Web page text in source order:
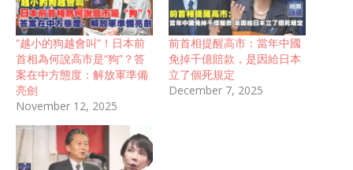
“越小的狗越會叫”！日本前
首相為何說高市是“狗”？答
案在中方態度：解放軍準備
亮劍
November 12, 2025
前首相提醒高市：當年中國
免掉千億賠款，是因給日本
立了個死規定
December 7, 2025